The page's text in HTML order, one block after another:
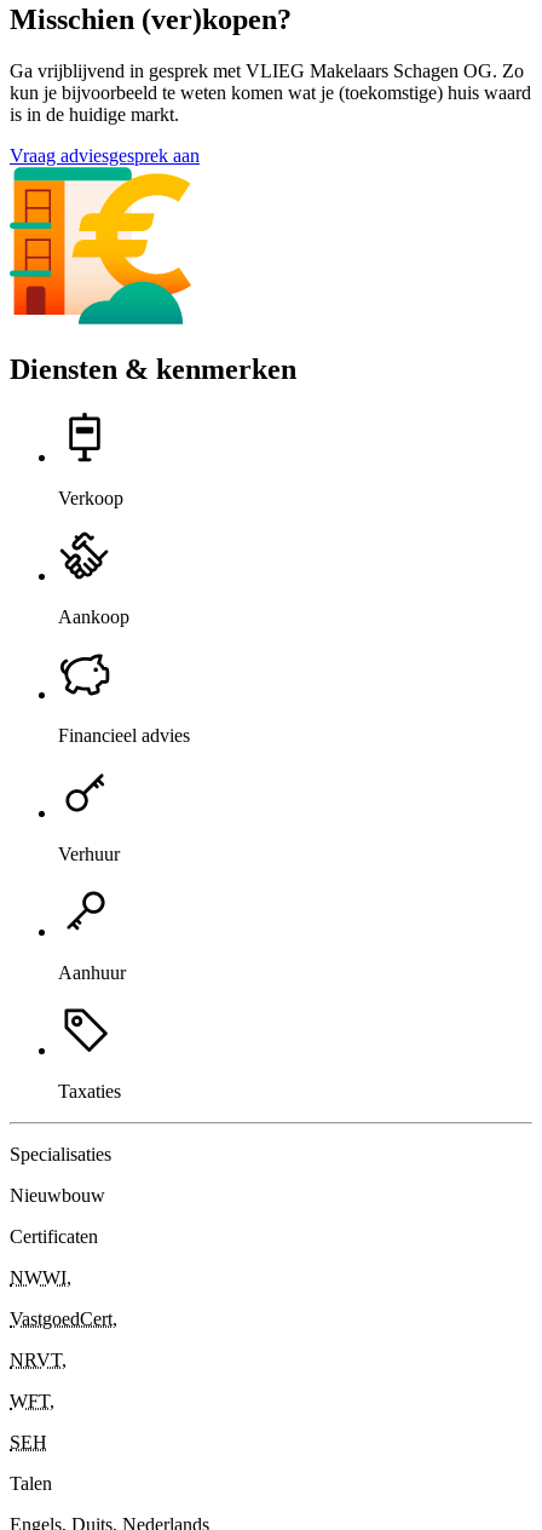
Misschien (ver)kopen?
Ga vrijblijvend in gesprek met VLIEG Makelaars Schagen OG. Zo
kun je bijvoorbeeld te weten komen wat je (toekomstige) huis waard
is in de huidige markt.
Vraag adviesgesprek aan
Diensten & kenmerken
Verkoop
Aankoop
Financieel advies
Verhuur
Aanhuur
Taxaties
Specialisaties
Nieuwbouw
Certificaten
NWWI,
VastgoedCert,
NRVT,
WFT,
SEH
Talen
Engels, Duits, Nederlands